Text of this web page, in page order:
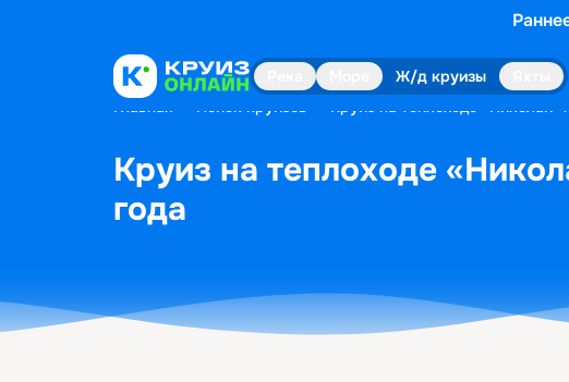
Ж/д круизы
Главная Поиск круизов Круиз на теплоходе «Николай
Круиз на теплоходе
года